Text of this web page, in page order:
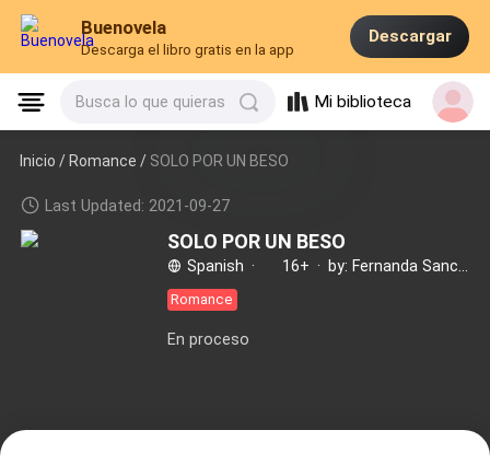
Buenovela
Descarga el libro gratis en la app
Descargar
Busca lo que quieras Mi biblioteca
Inicio /Romance / SOLO POR UN BESO
Last Updated: 2021-09-27
SOLO POR UN BESO
Spanish · 16+ ·
Romance
En proceso